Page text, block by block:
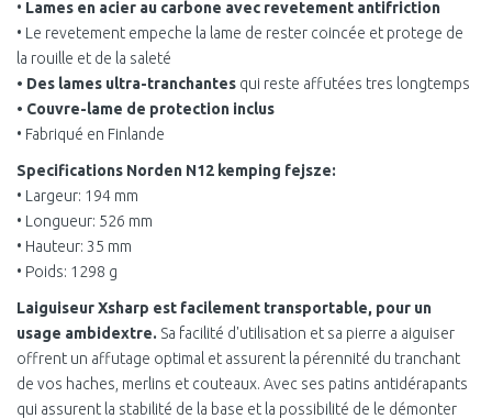
• Lames en acier au carbone avec revetement antifriction
• Le revetement empeche la lame de rester coincée et protege de
la rouille et de la saleté
• Des lames ultra-tranchantes qui reste affutées tres longtemps
• Couvre-lame de protection inclus
• Fabriqué en Finlande
Specifications Norden N12 kemping fejsze:
• Largeur: 194 mm
• Longueur: 526 mm
• Hauteur: 35 mm
• Poids: 1298 g
Laiguiseur Xsharp est facilement transportable, pour un
usage ambidextre. Sa facilité d'utilisation et sa pierre a aiguiser
offrent un affutage optimal et assurent la pérennité du tranchant
de vos haches, merlins et couteaux. Avec ses patins antidérapants
qui assurent la stabilité de la base et la possibilité de le démonter